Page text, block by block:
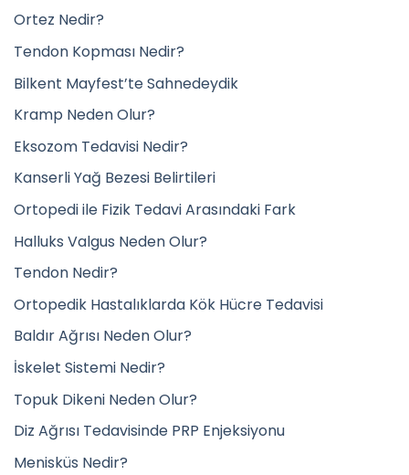
Ortez Nedir?
Tendon Kopması Nedir?
Bilkent Mayfest’te Sahnedeydik
Kramp Neden Olur?
Eksozom Tedavisi Nedir?
Kanserli Yağ Bezesi Belirtileri
Ortopedi ile Fizik Tedavi Arasındaki Fark
Halluks Valgus Neden Olur?
Tendon Nedir?
Ortopedik Hastalıklarda Kök Hücre Tedavisi
Baldır Ağrısı Neden Olur?
İskelet Sistemi Nedir?
Topuk Dikeni Neden Olur?
Diz Ağrısı Tedavisinde PRP Enjeksiyonu
Menisküs Nedir?